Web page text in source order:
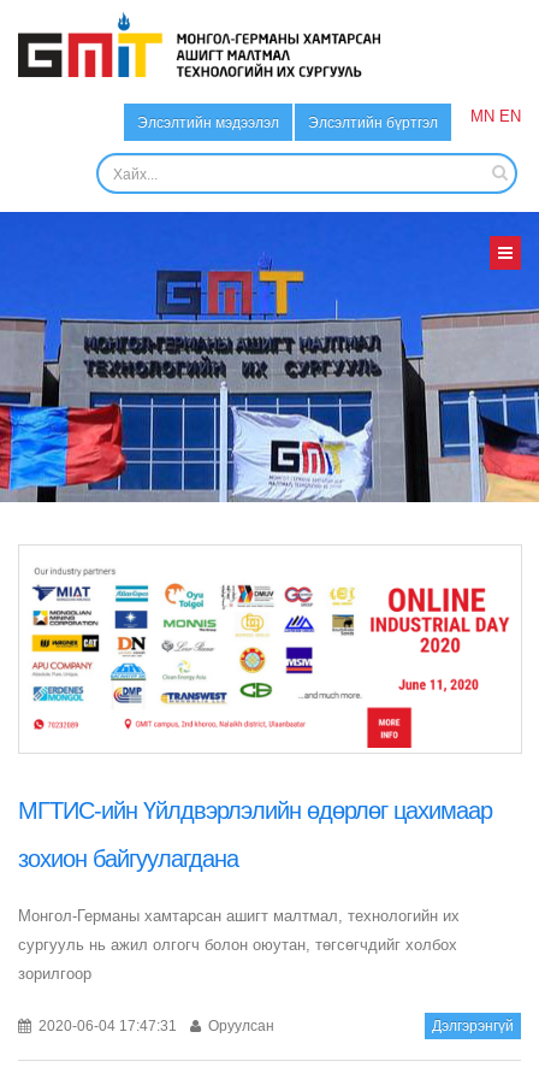
Элсэлтийн мэдээлэл Элсэлтийн бүртгэл MN EN
МГТИС-ийн Үйлдвэрлэлийн өдөрлөг цахимаар
зохион байгуулагдана
Монгол-Германы хамтарсан ашигт малтмал, технологийн их
сургууль нь ажил олгогч болон оюутан, төгсөгчдийг холбох
зорилгоор
2020-06-04 17:47:31 Оруулсан Дэлгэрэнгүй